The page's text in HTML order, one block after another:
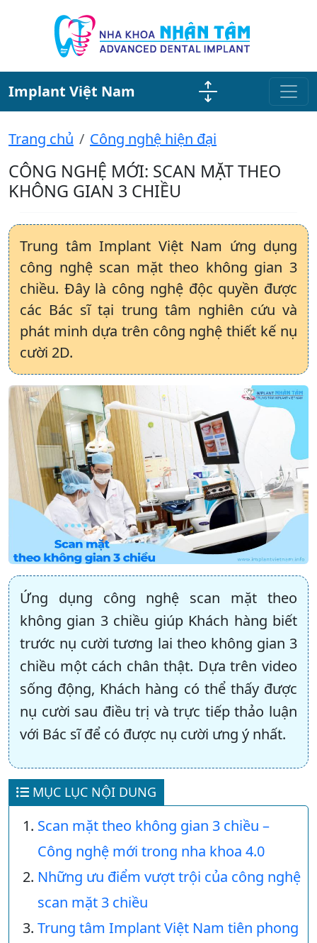
Implant Việt Nam
Trang chủ Công nghệ hiện đại
CÔNG NGHỆ MỚI: SCAN MẶT THEO
KHÔNG GIAN 3 CHIỀU
Trung tâm Implant Việt Nam ứng dụng
công nghệ scan mặt theo không gian 3
chiều. Đây là công nghệ độc quyền được
các Bác sĩ tại trung tâm nghiên cứu và
phát minh dựa trên công nghệ thiết kế nụ
cười 2D.
Ứng dụng công nghệ scan mặt theo
không gian 3 chiều giúp Khách hàng biết
trước nụ cười tương lai theo không gian 3
chiều một cách chân thật. Dựa trên video
sống động, Khách hàng có thể thấy được
nụ cười sau điều trị và trực tiếp thảo luận
với Bác sĩ để có được nụ cười ưng ý nhất.
MỤC LỤC NỘI DUNG
Scan mặt theo không gian 3 chiều –
Công nghệ mới trong nha khoa 4.0
Những ưu điểm vượt trội của công nghệ
scan mặt 3 chiều
Trung tâm Implant Việt Nam tiên phong